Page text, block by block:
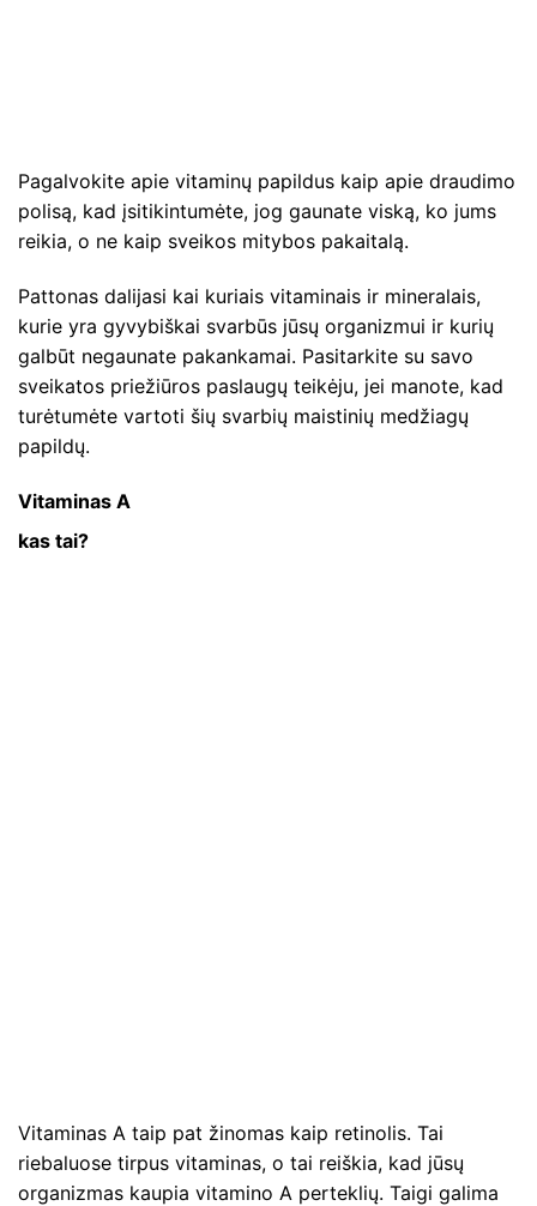
Pagalvokite apie vitaminų papildus kaip apie draudimo
polisą, kad įsitikintumėte, jog gaunate viską, ko jums
reikia, o ne kaip sveikos mitybos pakaitalą.
Pattonas dalijasi kai kuriais vitaminais ir mineralais,
kurie yra gyvybiškai svarbūs jūsų organizmui ir kurių
galbūt negaunate pakankamai. Pasitarkite su savo
sveikatos priežiūros paslaugų teikėju, jei manote, kad
turėtumėte vartoti šių svarbių maistinių medžiagų
papildų.
Vitaminas A
kas tai?
Vitaminas A taip pat žinomas kaip retinolis. Tai
riebaluose tirpus vitaminas, o tai reiškia, kad jūsų
organizmas kaupia vitamino A perteklių. Taigi galima